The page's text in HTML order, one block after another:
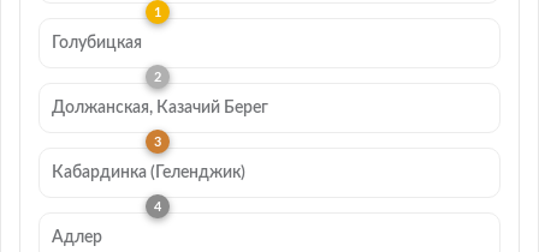
Голубицкая
Должанская, Казачий Берег
Кабардинка (Геленджик)
Адлер